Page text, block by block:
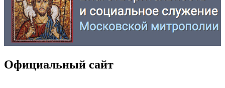
Официальный сайт